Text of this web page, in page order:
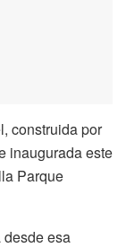
construida por
inaugurada este
Parque
desde esa